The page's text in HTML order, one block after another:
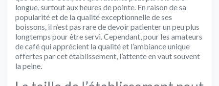
longue, surtout aux heures de pointe. En raison de sa
popularité et de la qualité exceptionnelle de ses
boissons, il n’est pas rare de devoir patienter un peu plus
longtemps pour être servi. Cependant, pour les amateurs
de café qui apprécient la qualité et l’ambiance unique
offertes par cet établissement, l’attente en vaut souvent
la peine.